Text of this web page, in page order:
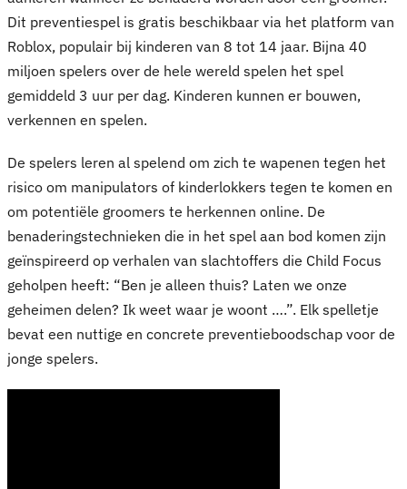
Dit preventiespel is gratis beschikbaar via het platform van
Roblox, populair bij kinderen van 8 tot 14 jaar. Bijna 40
miljoen spelers over de hele wereld spelen het spel
gemiddeld 3 uur per dag. Kinderen kunnen er bouwen,
verkennen en spelen.
De spelers leren al spelend om zich te wapenen tegen het
risico om manipulators of kinderlokkers tegen te komen en
om potentiële groomers te herkennen online. De
benaderingstechnieken die in het spel aan bod komen zijn
geïnspireerd op verhalen van slachtoffers die Child Focus
geholpen heeft: “Ben je alleen thuis? Laten we onze
geheimen delen? Ik weet waar je woont ….”. Elk spelletje
bevat een nuttige en concrete preventieboodschap voor de
jonge spelers.